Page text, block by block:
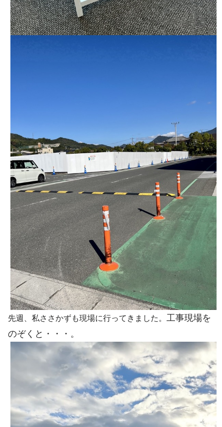
先週、私ささかずも現場に行ってきました。 工事現場を
のぞくと・・・。